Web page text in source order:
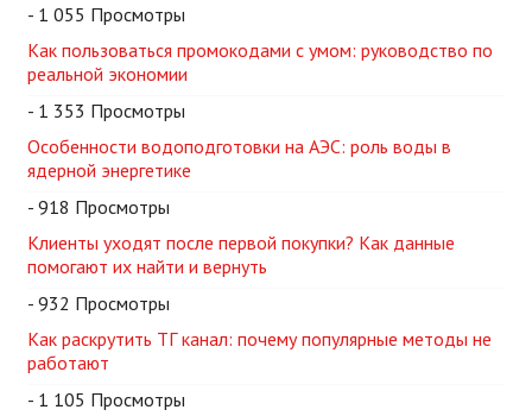
- 1 055 Просмотры
Как пользоваться промокодами с умом: руководство по
реальной экономии
- 1 353 Просмотры
Особенности водоподготовки на АЭС: роль воды в
ядерной энергетике
- 918 Просмотры
Клиенты уходят после первой покупки? Как данные
помогают их найти и вернуть
- 932 Просмотры
Как раскрутить ТГ канал: почему популярные методы не
работают
- 1 105 Просмотры